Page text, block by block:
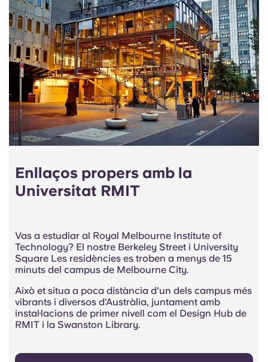
Enllaços propers amb la
Universitat RMIT
Vas a estudiar al Royal Melbourne Institute of
Technology? El nostre Berkeley Street i University
Square Les residències es troben a menys de 15
minuts del campus de Melbourne City.
Això et situa a poca distància d'un dels campus més
vibrants i diversos d'Austràlia, juntament amb
instal·lacions de primer nivell com el Design Hub de
RMIT i la Swanston Library.